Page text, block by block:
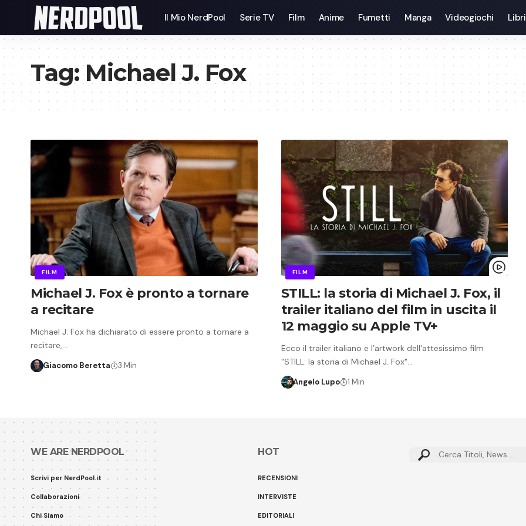
Il Mio NerdPool Serie TV Film Anime Fumetti Manga Videogiochi Libri
Tag:Michael J. Fox
FILM
Michael J. Fox è pronto a tornare
a recitare
Michael J. Fox ha dichiarato di essere pronto a tornare a
recitare,…
Giacomo Beretta 3 Min
FILM
STILL: la storia di Michael J. Fox, il
trailer italiano del film in uscita il
12 maggio su Apple TV+
Ecco il trailer italiano e l’artwork dell'attesissimo film
"STILL: la storia di Michael J. Fox"…
Angelo Lupo 1 Min
WE ARE NERDPOOL
Scrivi per NerdPool.it
Collaborazioni
Chi Siamo
HOT
RECENSIONI
INTERVISTE
EDITORIALI
Cerca: